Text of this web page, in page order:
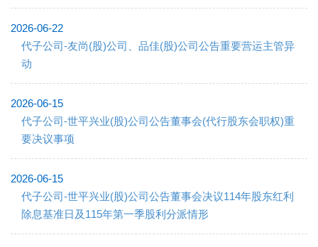
2026-06-22
代子公司-友尚(股)公司、品佳(股)公司公告重要营运主管异
动
2026-06-15
代子公司-世平兴业(股)公司公告董事会(代行股东会职权)重
要决议事项
2026-06-15
代子公司-世平兴业(股)公司公告董事会决议114年股东红利
除息基准日及115年第一季股利分派情形